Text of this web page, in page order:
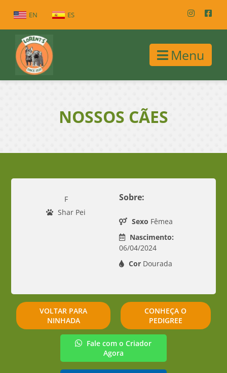
EN ES
Menu
NOSSOS CÃES
F
Shar Pei
Sobre:
Sexo Fêmea
Nascimento:
06/04/2024
CorDourada
VOLTAR PARA
NINHADA
CONHEÇA O
PEDIGREE
Fale com o Criador
Agora